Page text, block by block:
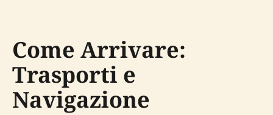
Come Arrivare:
Trasporti e
Navigazione